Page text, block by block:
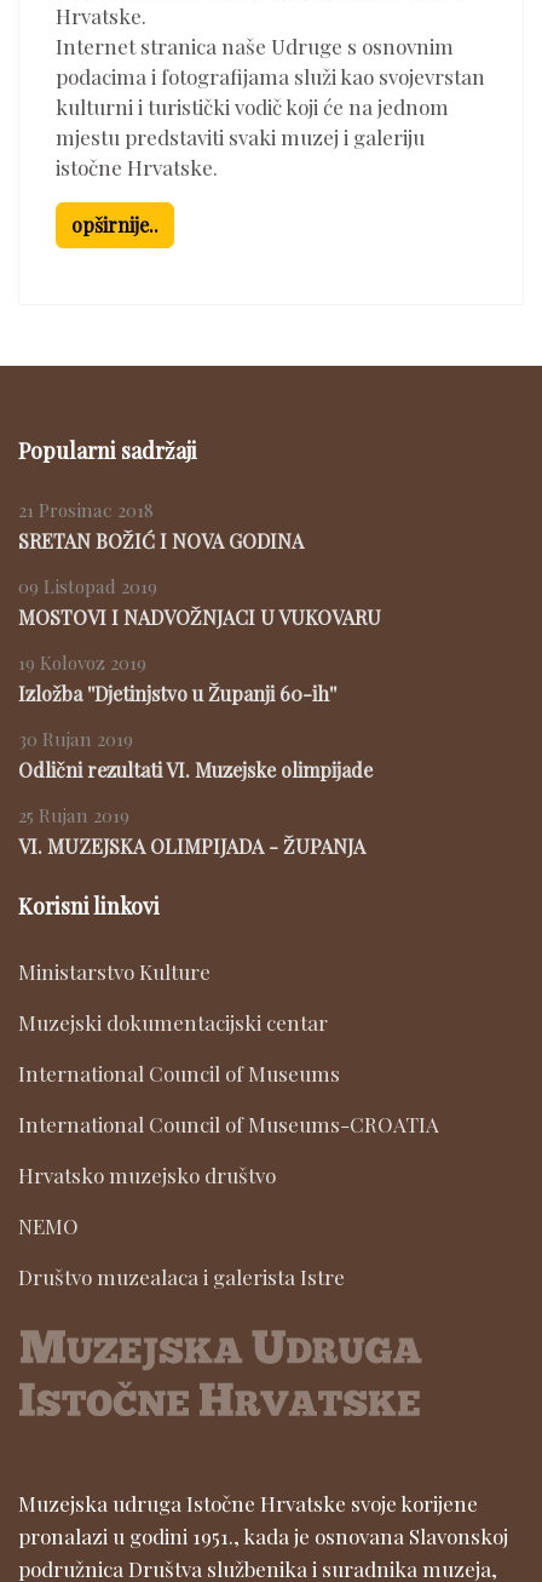
Hrvatske.
Internet stranica naše Udruge s osnovnim
podacima i fotografijama služi kao svojevrstan
kulturni i turistički vodič koji će na jednom
mjestu predstaviti svaki muzej i galeriju
istočne Hrvatske.
opširnije..
Popularni sadržaji
21 Prosinac 2018
SRETAN BOŽIĆ I NOVA GODINA
09 Listopad 2019
MOSTOVI I NADVOŽNJACI U VUKOVARU
19 Kolovoz 2019
Izložba ''Djetinjstvo u Županji 60-ih''
30 Rujan 2019
Odlični rezultati VI. Muzejske olimpijade
25 Rujan 2019
VI. MUZEJSKA OLIMPIJADA - ŽUPANJA
Korisni linkovi
Ministarstvo Kulture
Muzejski dokumentacijski centar
International Council of Museums
International Council of Museums-CROATIA
Hrvatsko muzejsko društvo
NEMO
Društvo muzealaca i galerista Istre
Muzejska udruga Istočne Hrvatske svoje korijene
pronalazi u godini 1951., kada je osnovana Slavonskoj
podružnica Društva službenika i suradnika muzeja,